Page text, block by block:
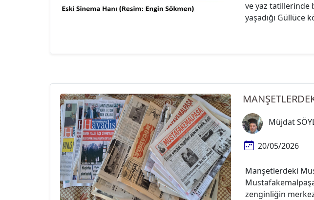
ve yaz tatillerinde
yaşadığı Güllüce
Müjdat
20/05/2026
Manşetlerdeki
zenginliğin